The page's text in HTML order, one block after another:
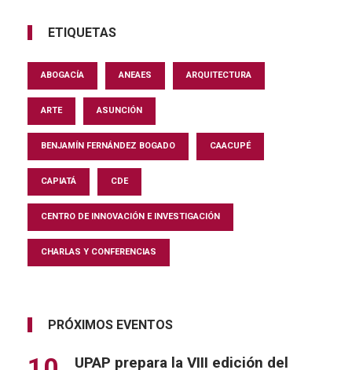
ETIQUETAS
ABOGACÍA ANEAES ARQUITECTURA
ARTE ASUNCIÓN
BENJAMÍN FERNÁNDEZ BOGADO CAACUPÉ
CAPIATÁ CDE
CENTRO DE INNOVACIÓN E INVESTIGACIÓN
CHARLAS Y CONFERENCIAS
PRÓXIMOS EVENTOS
UPAP prepara la VIII edición del